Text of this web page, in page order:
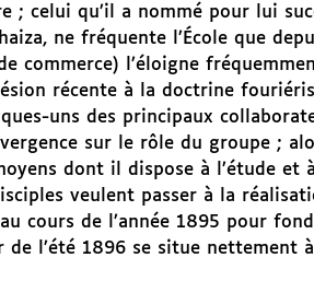
; celui qu’il a nommé pour lui
ne fréquente l’École que
commerce) l’éloigne
récente à la doctrine
uns des principaux
sur le rôle du groupe ;
dont il dispose à l’étude et
veulent passer à la
cours de l’année 1895 pour
l’été 1896 se situe nettement à